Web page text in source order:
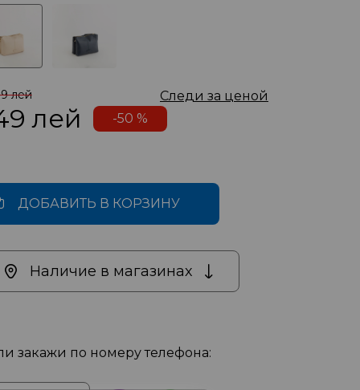
лей Следи за ценой
лей -50 %
ДОБАВИТЬ В КОРЗИНУ
Наличие в магазинах
закажи по номеру телефона: